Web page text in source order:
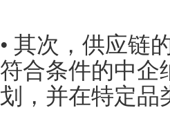
• 其次，供应链
符合条件的中企
划，并在特定品